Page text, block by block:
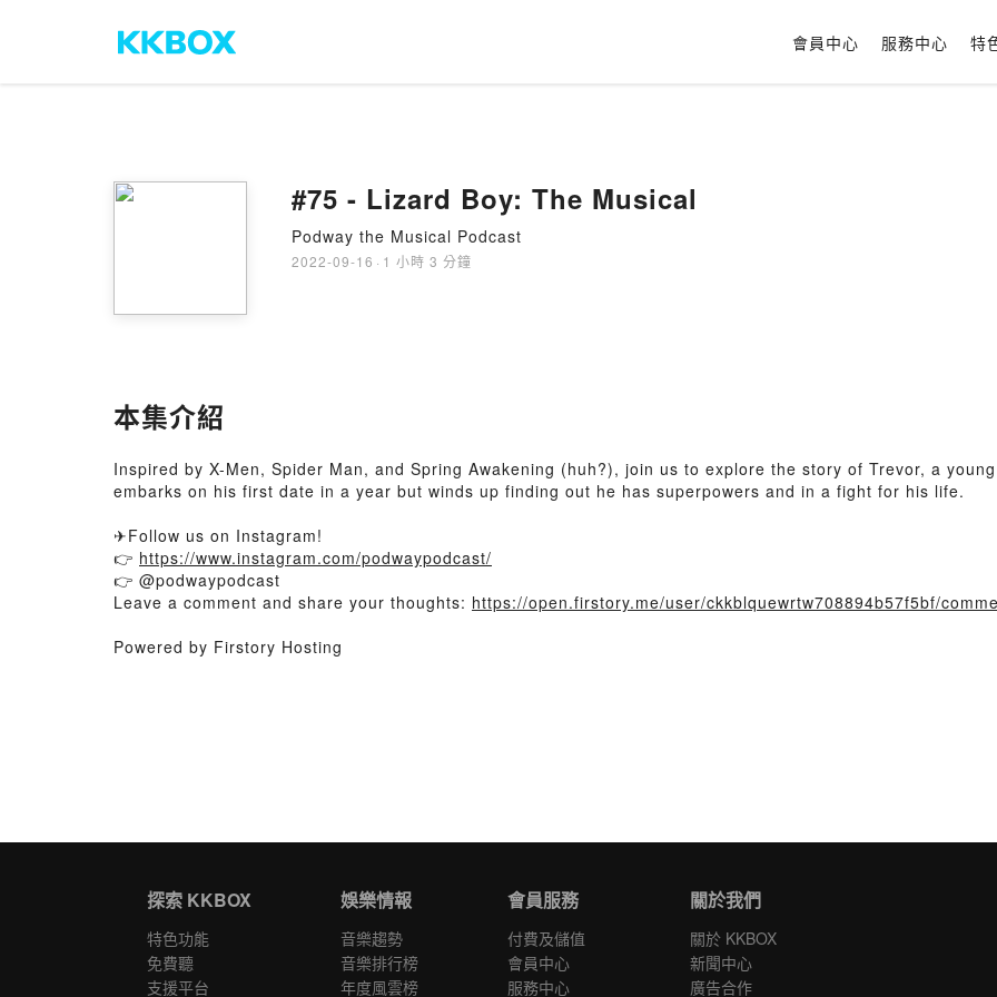
會員中心 服務中心 特
#75 - Lizard Boy: The Musical
Podway the Musical Podcast
2022-09-16 · 1 小時 3 分鐘
本集介紹
Inspired by X-Men, Spider Man, and Spring Awakening (huh?), join us to explore the story of Trevor, a
embarks on his first date in a year but winds up finding out he has superpowers and in a fight for his life.
✈Follow us on Instagram!
👉 https://www.instagram.com/podwaypodcast/
👉 @podwaypodcast
Leave a comment and share your thoughts: https://open.firstory.me/user/ckkblquewrtw708894b57f5bf/
Powered by Firstory Hosting
探索 KKBOX
特色功能
免費聽
支援平台
娛樂情報
音樂趨勢
音樂排行榜
年度風雲榜
會員服務
付費及儲值
會員中心
服務中心
關於我們
關於 KKBOX
新聞中心
廣告合作